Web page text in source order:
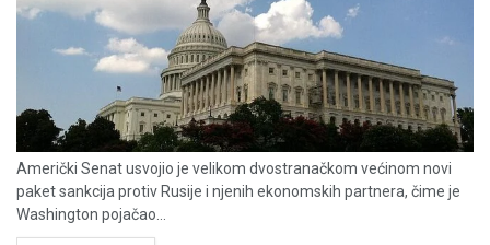
Američki Senat usvojio je velikom dvostranačkom većinom novi
paket sankcija protiv Rusije i njenih ekonomskih partnera, čime je
Washington pojačao...